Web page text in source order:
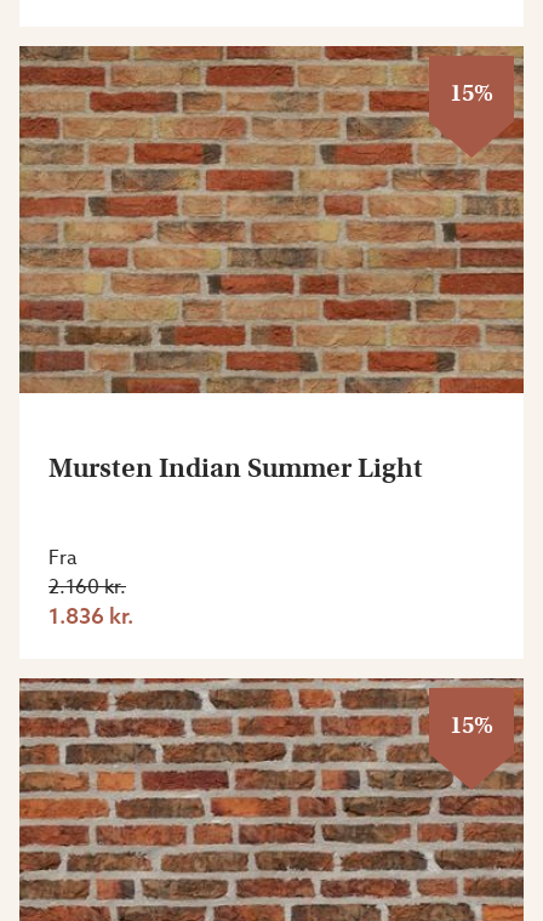
15%
Mursten Indian Summer Light
Fra
2.160 kr.
1.836 kr.
15%